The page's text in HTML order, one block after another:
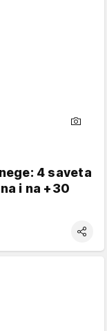
4 saveta
i na +30